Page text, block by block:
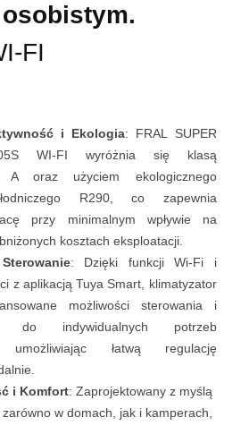
FI
i Ekologia: FRAL SUPER
WI-FI wyróżnia się klasą
A oraz użyciem ekologicznego
R290, co zapewnia
przy minimalnym wpływie na
kosztach eksploatacji.
: Dzięki funkcji Wi-Fi i
z aplikacją Tuya Smart, klimatyzator
możliwości sterowania i
do indywidualnych potrzeb
umożliwiając łatwą regulację
i Komfort: Zaprojektowany z myślą
w domach, jak i kamperach,